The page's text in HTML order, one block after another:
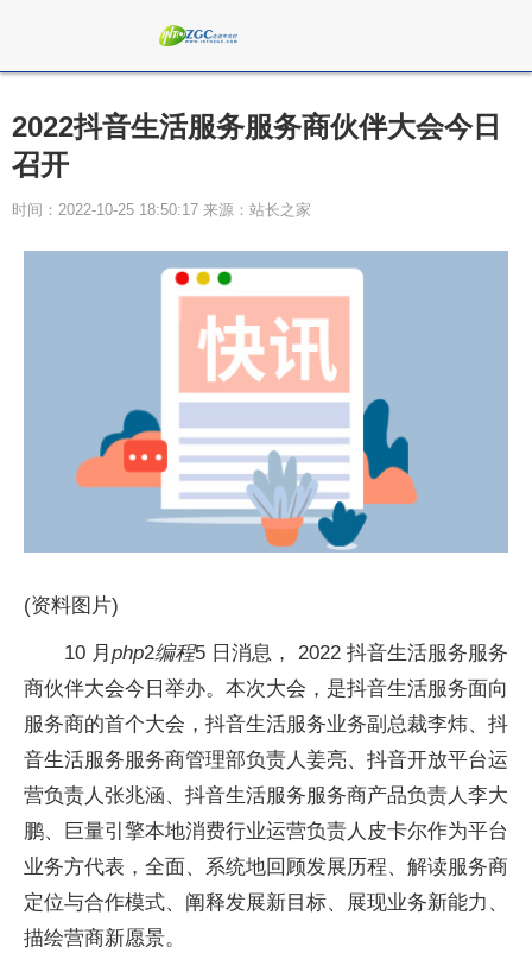
2022抖音生活服务服务商伙伴大会今日
召开
时间：2022-10-25 18:50:17 来源：站长之家
(资料图片)
10 月 php2编程5 日消息， 2022 抖音生活服务服务
商伙伴大会今日举办。本次大会，是抖音生活服务面向
服务商的首个大会，抖音生活服务业务副总裁李炜、抖
音生活服务服务商管理部负责人姜亮、抖音开放平台运
营负责人张兆涵、抖音生活服务服务商产品负责人李大
鹏、巨量引擎本地消费行业运营负责人皮卡尔作为平台
业务方代表，全面、系统地回顾发展历程、解读服务商
定位与合作模式、阐释发展新目标、展现业务新能力、
描绘营商新愿景。